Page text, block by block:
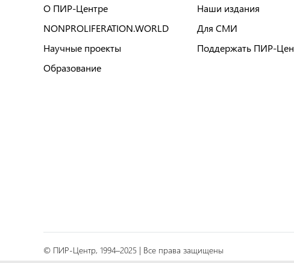
О ПИР-Центре
NONPROLIFERATION.WORLD
Научные проекты
Образование
Наши издания
Для СМИ
Поддержать ПИР-
© ПИР-Центр, 1994–2025 | Все права защищены